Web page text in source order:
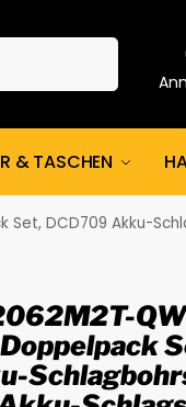
& TASCHEN
und DCF809 Akku-